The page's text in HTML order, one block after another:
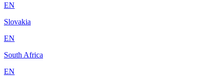
EN
Slovakia
EN
South Africa
EN